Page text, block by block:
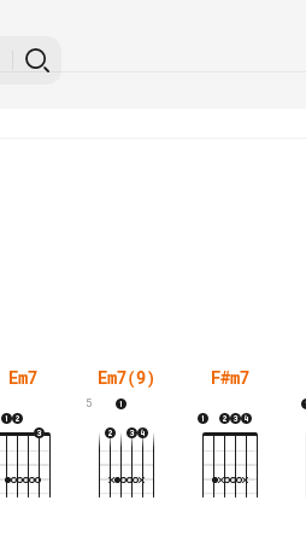
Em7 Em7(9)
5
F#m7